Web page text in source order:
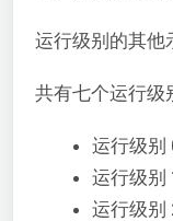
运行级别的其他
共有七个运行级
运行级别
运行级别
运行级别